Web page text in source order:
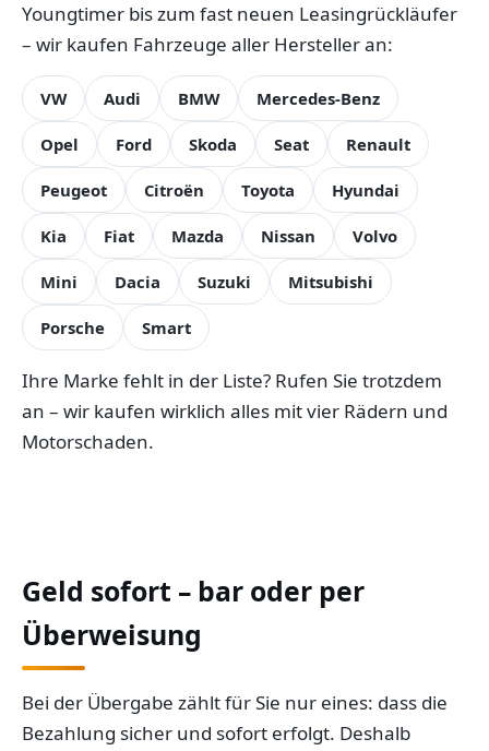
Youngtimer bis zum fast neuen Leasingrückläufer
– wir kaufen Fahrzeuge aller Hersteller an:
VW Audi BMW Mercedes-Benz
Opel Ford Skoda Seat Renault
Peugeot Citroën Toyota Hyundai
Kia Fiat Mazda Nissan Volvo
Mini Dacia Suzuki Mitsubishi
Porsche Smart
Ihre Marke fehlt in der Liste? Rufen Sie trotzdem
an – wir kaufen wirklich alles mit vier Rädern und
Motorschaden.
Geld sofort – bar oder per
Überweisung
Bei der Übergabe zählt für Sie nur eines: dass die
Bezahlung sicher und sofort erfolgt. Deshalb